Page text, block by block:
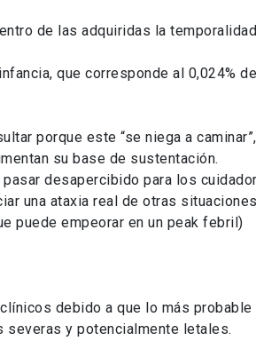
de las adquiridas la
que corresponde al 0,024%
porque este “se niega a
su base de sustentación.
desapercibido para los
una ataxia real de otras
puede empeorar en un peak febril)
debido a que lo más
severas y potencialmente letales.